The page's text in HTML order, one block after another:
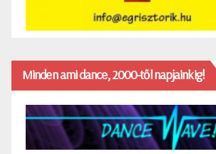
Minden ami dance, 2000-től napjainkig!